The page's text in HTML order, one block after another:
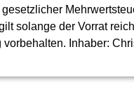
gesetzlicher
solange der Vorrat
vorbehalten. Inhaber: